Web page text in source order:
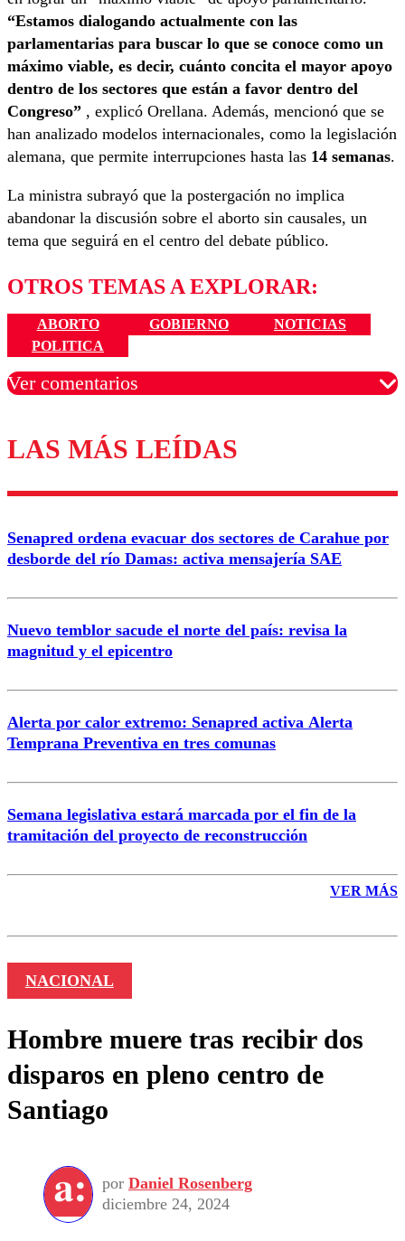
“Estamos dialogando actualmente con las
parlamentarias para buscar lo que se conoce como un
máximo viable, es decir, cuánto concita el mayor apoyo
dentro de los sectores que están a favor dentro del
Congreso” , explicó Orellana. Además, mencionó que se
han analizado modelos internacionales, como la legislación
alemana, que permite interrupciones hasta las 14 semanas.
La ministra subrayó que la postergación no implica
abandonar la discusión sobre el aborto sin causales, un
tema que seguirá en el centro del debate público.
OTROS TEMAS A EXPLORAR:
ABORTO GOBIERNO
NOTICIAS
POLITICA
Ver comentarios
Los comentarios son moderados para garantizar un
diálogo respetuoso.
Correo
LAS MÁS LEÍDAS
Senapred ordena evacuar dos sectores de Carahue por
desborde del río Damas: activa mensajería SAE
Nuevo temblor sacude el norte del país: revisa la
magnitud y el epicentro
Alerta por calor extremo: Senapred activa Alerta
Temprana Preventiva en tres comunas
Semana legislativa estará marcada por el fin de la
tramitación del proyecto de reconstrucción
VER MÁS
NACIONAL
Hombre muere tras recibir dos
disparos en pleno centro de
Santiago
por Daniel Rosenberg
diciembre 24, 2024